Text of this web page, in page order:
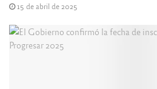
15 de abril de 2025